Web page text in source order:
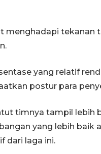
menghadapi tekanan
yang relatif
postur para
timnya tampil lebih
yang lebih baik
dari laga ini.